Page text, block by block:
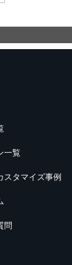
一覧
スタマイズ事例
問